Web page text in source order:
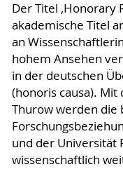
Der Titel ‚Honorary
akademische Titel
an
hohem Ansehen
in der deutschen
(honoris causa).
Thurow werden die
und der Universität
wissenschaftlich